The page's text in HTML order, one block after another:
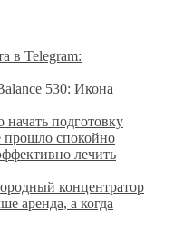
в Telegram:
530: Икона
начать подготовку
прошло спокойно
лечить
концентратор
аренда, а когда